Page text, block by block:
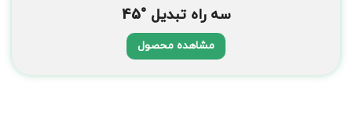
سه راه تبدیل °45
مشاهده محصول